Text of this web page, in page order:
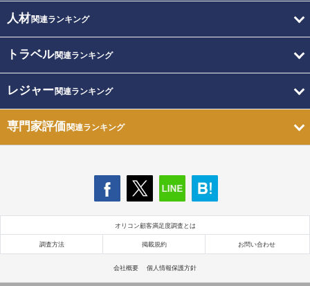
人材関連ランキング
トラベル関連ランキング
レジャー関連ランキング
専門家評価関連ランキング
オリコン顧客満足度調査とは
調査方法 掲載規約 お問い合わせ
会社概要 個人情報保護方針